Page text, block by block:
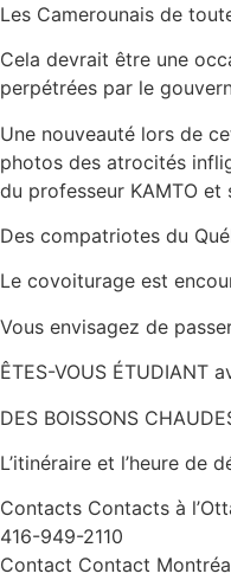
Les Camerounais de
Cela devrait être une
perpétrées par le
Une nouveauté lors de
photos des atrocités
du professeur KAMTO et
Des compatriotes du
Le covoiturage est
Vous envisagez de
ÊTES-VOUS ÉTUDIANT
DES BOISSONS
L’itinéraire et l’heure de
Contacts Contacts à
416-949-2110
Contact Contact